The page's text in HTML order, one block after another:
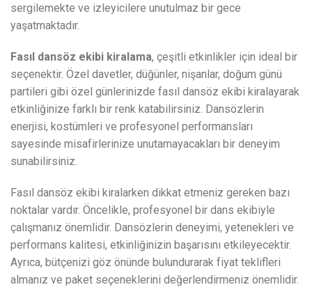
sergilemekte ve izleyicilere unutulmaz bir gece
yaşatmaktadır.
Fasıl dansöz ekibi kiralama, çeşitli etkinlikler için ideal bir
seçenektir. Özel davetler, düğünler, nişanlar, doğum günü
partileri gibi özel günlerinizde fasıl dansöz ekibi kiralayarak
etkinliğinize farklı bir renk katabilirsiniz. Dansözlerin
enerjisi, kostümleri ve profesyonel performansları
sayesinde misafirlerinize unutamayacakları bir deneyim
sunabilirsiniz.
Fasıl dansöz ekibi kiralarken dikkat etmeniz gereken bazı
noktalar vardır. Öncelikle, profesyonel bir dans ekibiyle
çalışmanız önemlidir. Dansözlerin deneyimi, yetenekleri ve
performans kalitesi, etkinliğinizin başarısını etkileyecektir.
Ayrıca, bütçenizi göz önünde bulundurarak fiyat teklifleri
almanız ve paket seçeneklerini değerlendirmeniz önemlidir.